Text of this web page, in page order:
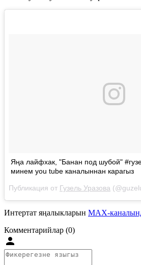
Яңа лайфхак, "Банан под шубой"
минем you tube каналыннан карагыз
Публикация от Гузель Уразова
Интертат яңалыкларын MAX-
Комментарийлар (0)